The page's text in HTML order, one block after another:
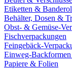
Etiketten &
Behälter, Dosen &
Obst- & Gemüse-
Fischverpackungen
Feingebäck-
Einweg-
Papiere & Folien